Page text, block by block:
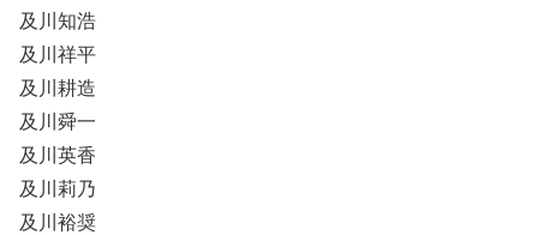
及川知浩
及川祥平
及川耕造
及川舜一
及川英香
及川莉乃
及川裕奨